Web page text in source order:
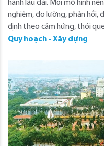
hành lâu dài. Mọi mô hình
nghiệm, đo lường, phản hồi,
định theo cảm hứng, thói
Quy hoạch - Xây dựng